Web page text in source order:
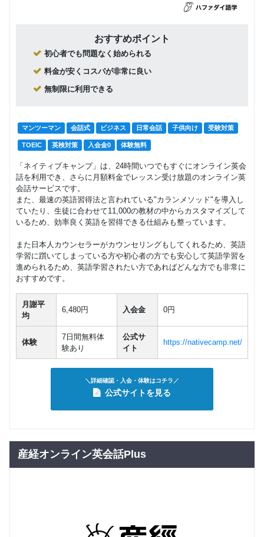
おすすめポイント
初心者でも問題なく始められる
料金が安くコスパが非常に良い
無制限に利用できる
マンツーマン 会話式 ビジネス 日常会話 子供向け 受験対策
TOEIC 英検対策 入会金0 体験無料
「ネイティブキャンプ」は、24時間いつでもすぐにオンライン英会
話を利用でき、さらに月額料金でレッスン受け放題のオンライン英
会話サービスです。
また、最速の英語習得法と言われている"カランメソッド"を導入し
ていたり、生徒に合わせて11,000の教材の中からカスタマイズして
いるため、効率良く英語を習得できる仕組みも整っています。
また日本人カウンセラーがカウンセリングもしてくれるため、英語
学習に躓いてしまっている方や初心者の方でも安心して英語学習を
進められるため、英語学習されたい方であればどんな方でも非常に
おすすめです。
月謝平
均
6,480円 入会金 0円
体験
7日間無料体
験あり
公式サ
イト
https://nativecamp.net/
＼詳細確認・入会・体験はコチラ／
公式サイトを見る
産経オンライン英会話Plus